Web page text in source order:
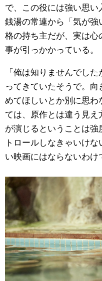
で、この役には強い思
銭湯の常連から「気が
格の持ち主だが、実は
事が引っかかっている。
「俺は知りませんでし
ってきていたそうで。
めてほしいとか別に思
ては、原作とは違う見
が演じるということは
トロールしなきゃいけ
い映画にはならないわけ